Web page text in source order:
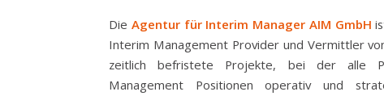
Die Agentur für Interim Manager AIM GmbH
Interim Management Provider und Vermittler
zeitlich befristete Projekte, bei der alle
Management Positionen operativ und